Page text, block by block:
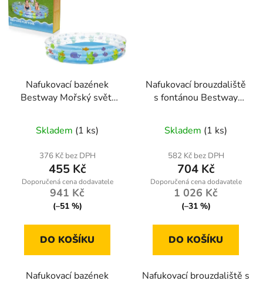
Nafukovací bazének
Bestway Mořský svět,
let, 183 × 33 cm
Skladem (1 ks)
376 Kč bez DPH
455 Kč
941 Kč
(–51 %)
DO KOŠÍKU
Nafukovací bazének
Nafukovací brouzdaliště
s fontánou Bestway
Skladem (1 ks)
582 Kč bez DPH
704 Kč
1 026 Kč
(–31 %)
DO KOŠÍKU
Nafukovací brouzdaliště s